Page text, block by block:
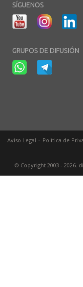
SÍGUENOS
GRUPOS DE DIFUSIÓN
Aviso Legal Política de
© Copyright 2003 - 2026.